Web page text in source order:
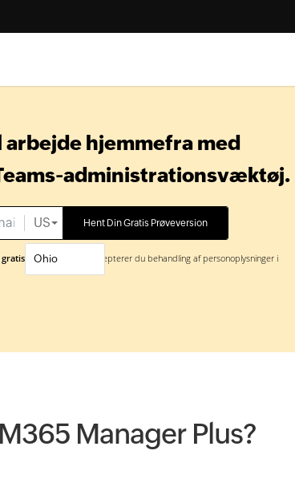
hjemmefra med
administrationsvæktøj.
US
prøveversion
" Accepterer du behandling af personoplysninger i
Manager Plus?